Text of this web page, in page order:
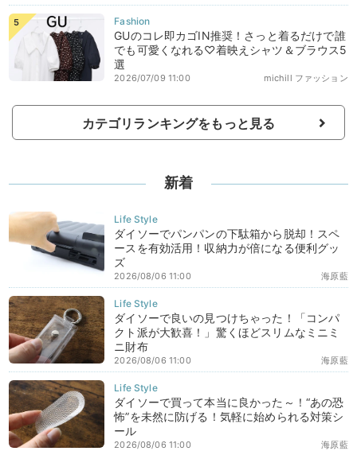
GUのコレ即カゴIN推奨！さっと着るだけで誰
でも可愛くなれる♡着映えシャツ＆ブラウス5
選
michill ファッション
2026/07/09 11:00
カテゴリランキングをもっと見る
新着
ダイソーでパンパンの下駄箱から脱却！スペ
ースを有効活用！収納力が倍になる便利グッ
ズ
海原藍
2026/08/06 11:00
ダイソーで良いの見つけちゃった！「コンパ
クト派が大歓喜！」驚くほどスリムなミニミ
ニ財布
海原藍
2026/08/06 11:00
ダイソーで買って本当に良かった～！“あの恐
怖”を未然に防げる！気軽に始められる対策シ
ール
海原藍
2026/08/06 11:00